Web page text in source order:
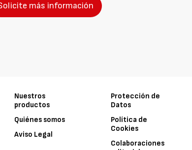
más información
Nuestros
productos
Quiénes somos
Aviso Legal
Protección de
Datos
Política de
Cookies
Colaboraciones